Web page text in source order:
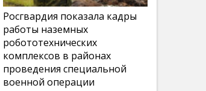
Росгвардия показала кадры
работы наземных
робототехнических
комплексов в районах
проведения специальной
военной операции